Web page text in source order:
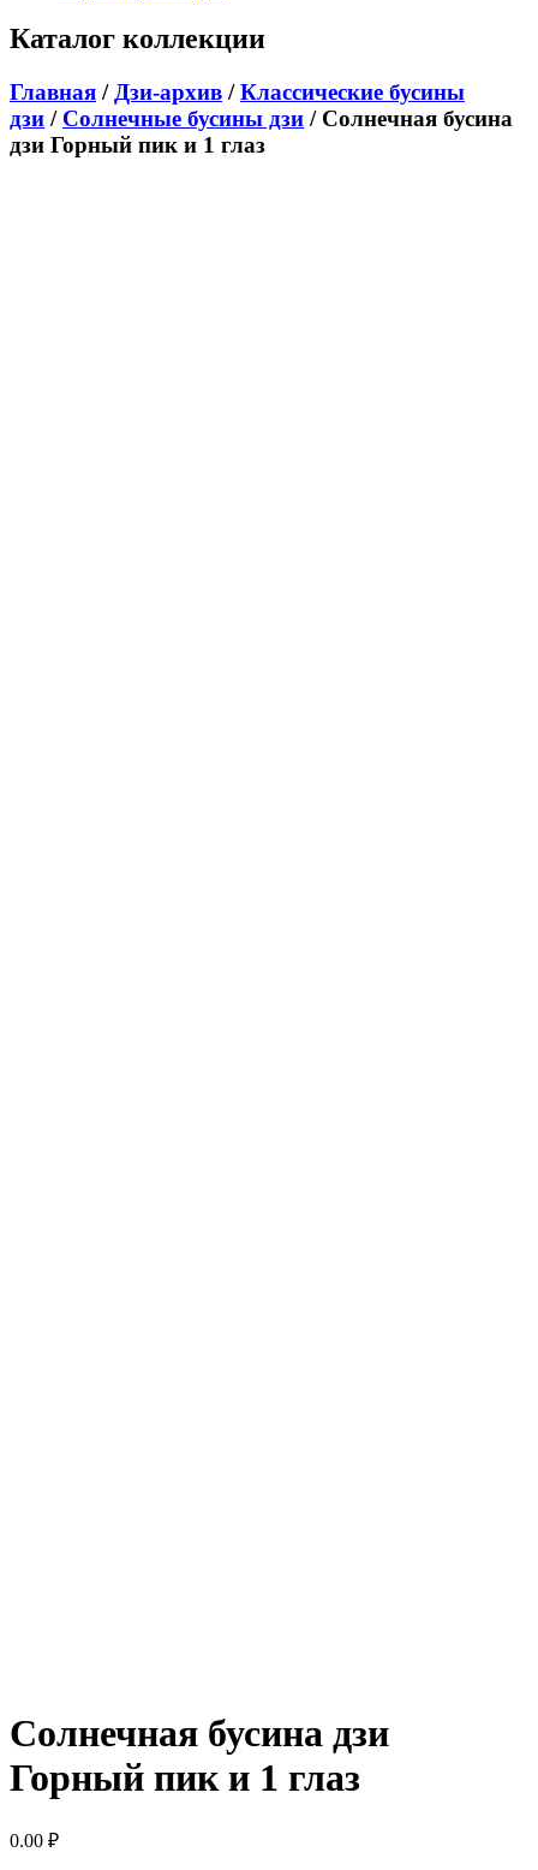
Каталог коллекции
Главная / Дзи-архив /Классические бусины
дзи / Солнечные бусины дзи / Солнечная бусина
дзи Горный пик и 1 глаз
Солнечная бусина дзи
Горный пик и 1 глаз
0.00 ₽